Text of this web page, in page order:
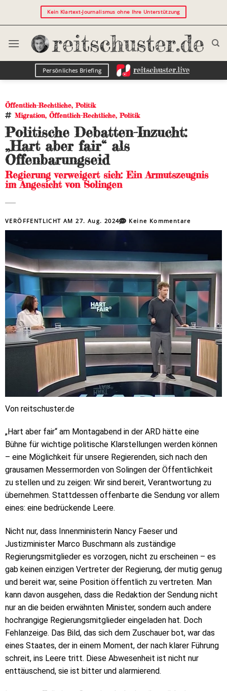
Kein Klartext-Journalismus ohne Ihre Unterstützung
Persönliches Briefing
Öffentlich-Rechtliche,Politik
Migration, Öffentlich-Rechtliche,Politik
Politische Debatten-Inzucht:
„Hart aber fair“ als
Offenbarungseid
Regierung verweigert sich: Ein Armutszeugnis
im Angesicht von Solingen
VERÖFFENTLICHT AM27. Aug. 2024 Keine Kommentare
Von reitschuster.de
„Hart aber fair“ am Montagabend in der ARD hätte eine
Bühne für wichtige politische Klarstellungen werden können
– eine Möglichkeit für unsere Regierenden, sich nach den
grausamen Messermorden von Solingen der Öffentlichkeit
zu stellen und zu zeigen: Wir sind bereit, Verantwortung zu
übernehmen. Stattdessen offenbarte die Sendung vor allem
eines: eine bedrückende Leere.
Nicht nur, dass Innenministerin Nancy Faeser und
Justizminister Marco Buschmann als zuständige
Regierungsmitglieder es vorzogen, nicht zu erscheinen – es
gab keinen einzigen Vertreter der Regierung, der mutig genug
und bereit war, seine Position öffentlich zu vertreten. Man
kann davon ausgehen, dass die Redaktion der Sendung nicht
nur an die beiden erwähnten Minister, sondern auch andere
hochrangige Regierungsmitglieder eingeladen hat. Doch
Fehlanzeige. Das Bild, das sich dem Zuschauer bot, war das
eines Staates, der in einem Moment, der nach klarer Führung
schreit, ins Leere tritt. Diese Abwesenheit ist nicht nur
enttäuschend, sie ist bitter und alarmierend.